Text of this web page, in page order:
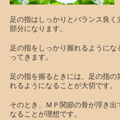
足の指はしっかりとバランス良
部分になります。
足の指をしっかり握れるように
ってきます。
足の指を握るときには、足の指
れるようになることが大切です。
そのとき、ＭＰ関節の骨が浮き
なることが理想です。